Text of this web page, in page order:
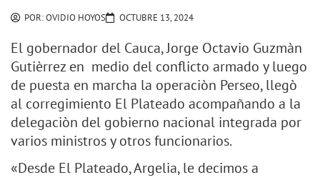
POR:OVIDIO HOYOS OCTUBRE 13, 2024
El gobernador del Cauca, Jorge Octavio Guzmàn
Gutièrrez en medio del conflicto armado y luego
de puesta en marcha la operaciòn Perseo, llegò
al corregimiento El Plateado acompañando a la
delegaciòn del gobierno nacional integrada por
varios ministros y otros funcionarios.
«Desde El Plateado, Argelia, le decimos a